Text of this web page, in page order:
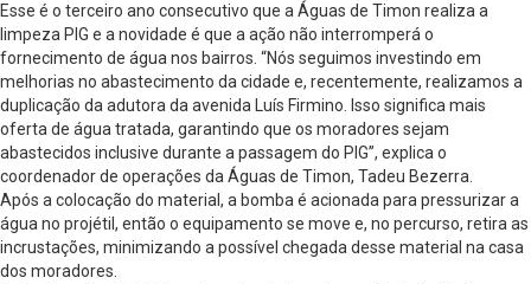
Esse é o terceiro ano consecutivo que a Águas de Timon realiza a
limpeza PIG e a novidade é que a ação não interromperá o
fornecimento de água nos bairros. “Nós seguimos investindo em
melhorias no abastecimento da cidade e, recentemente, realizamos a
duplicação da adutora da avenida Luís Firmino. Isso significa mais
oferta de água tratada, garantindo que os moradores sejam
abastecidos inclusive durante a passagem do PIG”, explica o
coordenador de operações da Águas de Timon, Tadeu Bezerra.
Após a colocação do material, a bomba é acionada para pressurizar a
água no projétil, então o equipamento se move e, no percurso, retira as
incrustações, minimizando a possível chegada desse material na casa
dos moradores.